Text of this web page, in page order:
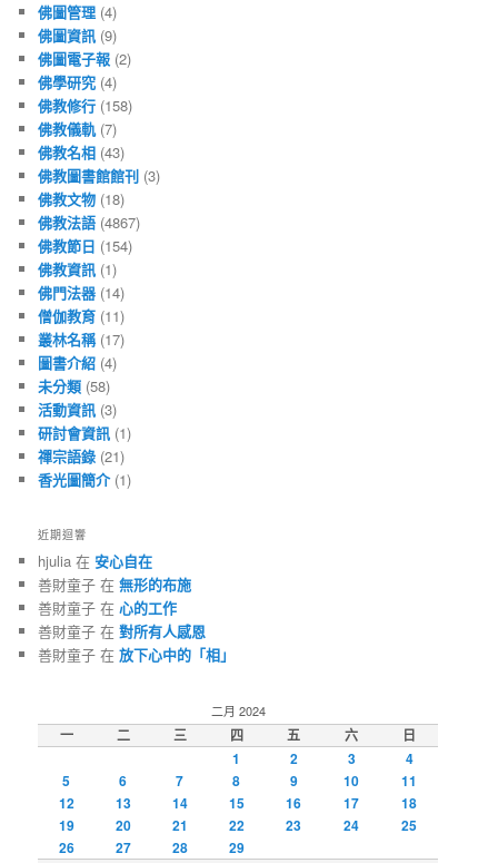
佛圖管理 (4)
佛圖資訊 (9)
佛圖電子報 (2)
佛學研究 (4)
佛教修行 (158)
佛教儀軌(7)
佛教名相 (43)
佛教圖書館館刊 (3)
佛教文物 (18)
佛教法語 (4867)
佛教節日 (154)
佛教資訊 (1)
佛門法器 (14)
僧伽教育 (11)
叢林名稱(17)
圖書介紹 (4)
未分類 (58)
活動資訊 (3)
研討會資訊 (1)
禪宗語錄 (21)
香光圖簡介(1)
近期迴響
hjulia 在安心自在
善財童子 在無形的布施
善財童子 在心的工作
善財童子 在對所有人感恩
善財童子 在放下心中的「相」
二月 2024
一 二 三 四 五 六 日
1 2 3
4
5
6 7 8 9 10
11
12
13 14 15 16 17
18
19
20 21 22 23 24
25
26
27 28 29